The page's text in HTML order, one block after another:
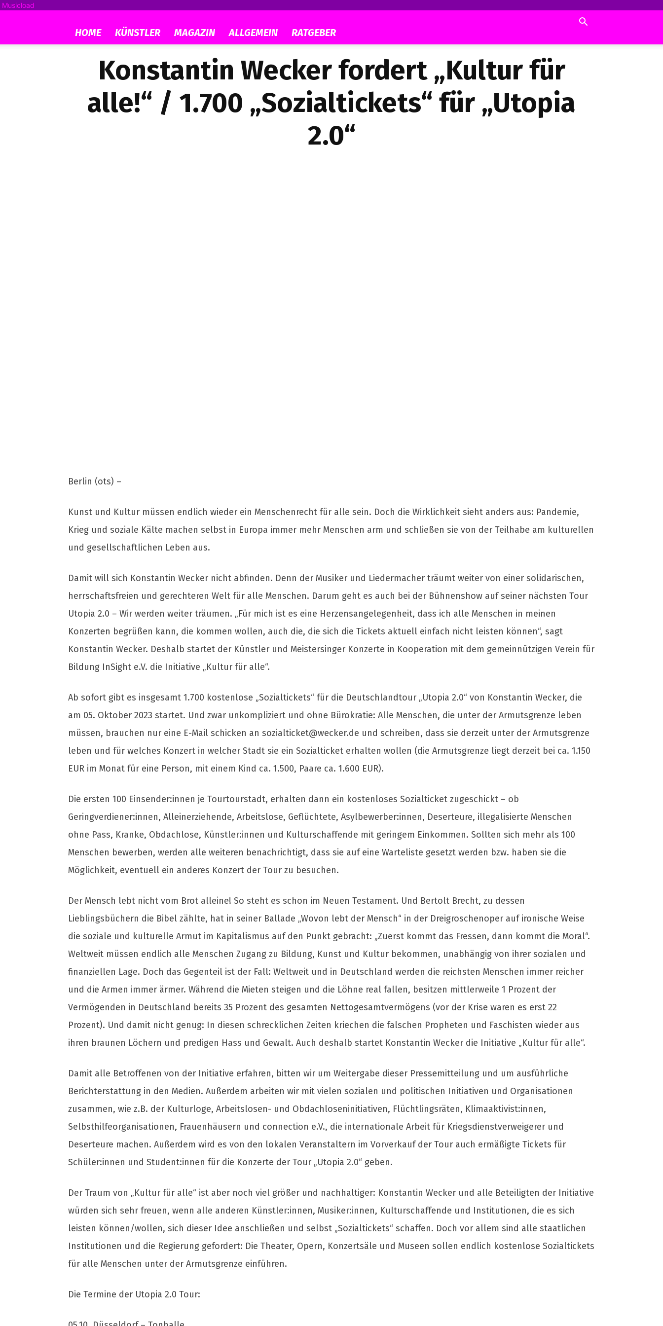
Musicload
HOME KÜNSTLER MAGAZIN ALLGEMEIN RATGEBER
Konstantin Wecker fordert „Kultur für
alle!“ / 1.700 „Sozialtickets“ für „Utopia
2.0“
Berlin (ots) –
Kunst und Kultur müssen endlich wieder ein Menschenrecht für alle sein. Doch die Wirklichkeit sieht anders aus: Pandemie,
Krieg und soziale Kälte machen selbst in Europa immer mehr Menschen arm und schließen sie von der Teilhabe am kulturellen
und gesellschaftlichen Leben aus.
Damit will sich Konstantin Wecker nicht abfinden. Denn der Musiker und Liedermacher träumt weiter von einer solidarischen,
herrschaftsfreien und gerechteren Welt für alle Menschen. Darum geht es auch bei der Bühnenshow auf seiner nächsten Tour
Utopia 2.0 – Wir werden weiter träumen. „Für mich ist es eine Herzensangelegenheit, dass ich alle Menschen in meinen
Konzerten begrüßen kann, die kommen wollen, auch die, die sich die Tickets aktuell einfach nicht leisten können“, sagt
Konstantin Wecker. Deshalb startet der Künstler und Meistersinger Konzerte in Kooperation mit dem gemeinnützigen Verein für
Bildung InSight e.V. die Initiative „Kultur für alle“.
Ab sofort gibt es insgesamt 1.700 kostenlose „Sozialtickets“ für die Deutschlandtour „Utopia 2.0“ von Konstantin Wecker, die
am 05. Oktober 2023 startet. Und zwar unkompliziert und ohne Bürokratie: Alle Menschen, die unter der Armutsgrenze leben
müssen, brauchen nur eine E-Mail schicken an sozialticket@wecker.de und schreiben, dass sie derzeit unter der Armutsgrenze
leben und für welches Konzert in welcher Stadt sie ein Sozialticket erhalten wollen (die Armutsgrenze liegt derzeit bei ca. 1.150
EUR im Monat für eine Person, mit einem Kind ca. 1.500, Paare ca. 1.600 EUR).
Die ersten 100 Einsender:innen je Tourtourstadt, erhalten dann ein kostenloses Sozialticket zugeschickt – ob
Geringverdiener:innen, Alleinerziehende, Arbeitslose, Geflüchtete, Asylbewerber:innen, Deserteure, illegalisierte Menschen
ohne Pass, Kranke, Obdachlose, Künstler:innen und Kulturschaffende mit geringem Einkommen. Sollten sich mehr als 100
Menschen bewerben, werden alle weiteren benachrichtigt, dass sie auf eine Warteliste gesetzt werden bzw. haben sie die
Möglichkeit, eventuell ein anderes Konzert der Tour zu besuchen.
Der Mensch lebt nicht vom Brot alleine! So steht es schon im Neuen Testament. Und Bertolt Brecht, zu dessen
Lieblingsbüchern die Bibel zählte, hat in seiner Ballade „Wovon lebt der Mensch“ in der Dreigroschenoper auf ironische Weise
die soziale und kulturelle Armut im Kapitalismus auf den Punkt gebracht: „Zuerst kommt das Fressen, dann kommt die Moral“.
Weltweit müssen endlich alle Menschen Zugang zu Bildung, Kunst und Kultur bekommen, unabhängig von ihrer sozialen und
finanziellen Lage. Doch das Gegenteil ist der Fall: Weltweit und in Deutschland werden die reichsten Menschen immer reicher
und die Armen immer ärmer. Während die Mieten steigen und die Löhne real fallen, besitzen mittlerweile 1 Prozent der
Vermögenden in Deutschland bereits 35 Prozent des gesamten Nettogesamtvermögens (vor der Krise waren es erst 22
Prozent). Und damit nicht genug: In diesen schrecklichen Zeiten kriechen die falschen Propheten und Faschisten wieder aus
ihren braunen Löchern und predigen Hass und Gewalt. Auch deshalb startet Konstantin Wecker die Initiative „Kultur für alle“.
Damit alle Betroffenen von der Initiative erfahren, bitten wir um Weitergabe dieser Pressemitteilung und um ausführliche
Berichterstattung in den Medien. Außerdem arbeiten wir mit vielen sozialen und politischen Initiativen und Organisationen
zusammen, wie z.B. der Kulturloge, Arbeitslosen- und Obdachloseninitiativen, Flüchtlingsräten, Klimaaktivist:innen,
Selbsthilfeorganisationen, Frauenhäusern und connection e.V., die internationale Arbeit für Kriegsdienstverweigerer und
Deserteure machen. Außerdem wird es von den lokalen Veranstaltern im Vorverkauf der Tour auch ermäßigte Tickets für
Schüler:innen und Student:innen für die Konzerte der Tour „Utopia 2.0“ geben.
Der Traum von „Kultur für alle“ ist aber noch viel größer und nachhaltiger: Konstantin Wecker und alle Beteiligten der Initiative
würden sich sehr freuen, wenn alle anderen Künstler:innen, Musiker:innen, Kulturschaffende und Institutionen, die es sich
leisten können/wollen, sich dieser Idee anschließen und selbst „Sozialtickets“ schaffen. Doch vor allem sind alle staatlichen
Institutionen und die Regierung gefordert: Die Theater, Opern, Konzertsäle und Museen sollen endlich kostenlose Sozialtickets
für alle Menschen unter der Armutsgrenze einführen.
Die Termine der Utopia 2.0 Tour: